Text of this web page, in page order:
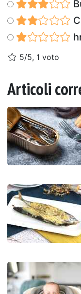
5/5, 1 voto
Articoli